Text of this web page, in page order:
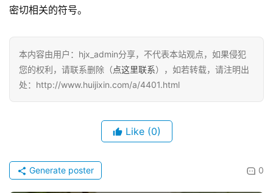
密切相关的符号。
本内容由用户：hjx_admin分享，不代表本站观点，如果侵犯
您的权利，请联系删除（点这里联系），如若转载，请注明出
处：http://www.huijixin.com/a/4401.html
Like (0)
0
Generate poster